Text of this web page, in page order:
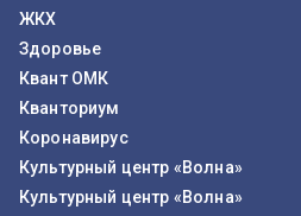
ЖКХ
Здоровье
Квант ОМК
Кванториум
Коронавирус
Культурный центр «Волна»
Культурный центр «Волна»